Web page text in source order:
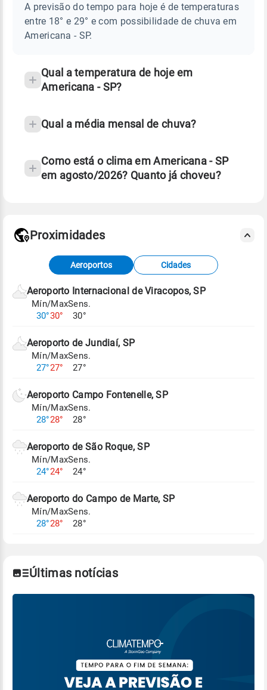
AMERICANA
sobre
chuva
A previsão do tempo para hoje é de temperaturas
entre 18° e 29° e com possibilidade de chuva em
Americana - SP.
Qual a temperatura de hoje em
Americana - SP?
Qual a média mensal de chuva?
Como está o clima em Americana - SP
em agosto/2026? Quanto já choveu?
Fonte: dados combinados de estações
meteorológicas e satélite do Centro de Previsão
de Tempo e Estudos Climáticos (CPTEC).
Para obter mais informações sobre os dados
Proximidades
Aeroportos Cidades
Aeroporto Internacional de Viracopos, SP
Mín/Max
30°30°
Sens.
30°
Aeroporto de Jundiaí, SP
Mín/Max
27°27°
Sens.
27°
Aeroporto Campo Fontenelle, SP
Mín/Max
28°28°
Sens.
28°
Aeroporto de São Roque, SP
Mín/Max
24°24°
Sens.
24°
Aeroporto do Campo de Marte, SP
Mín/Max
28°28°
Sens.
28°
Últimas notícias